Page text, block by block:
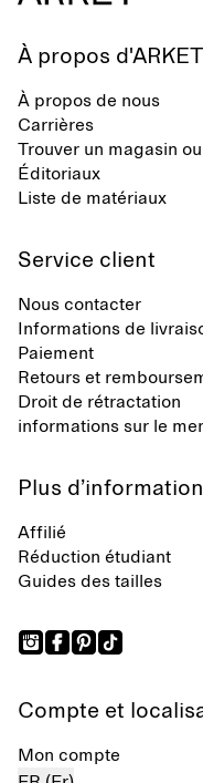
À propos d'ARKET
À propos de nous
Carrières
Trouver un magasin
Éditoriaux
Liste de matériaux
Service client
Nous contacter
Informations de
Paiement
Retours et
Droit de rétractation
informations sur le
Plus
Affilié
Réduction étudiant
Guides des tailles
Compte et
Mon compte